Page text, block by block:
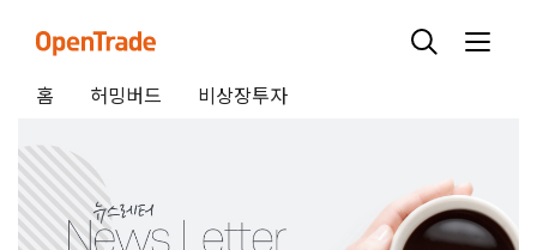
홈 허밍버드 비상장투자